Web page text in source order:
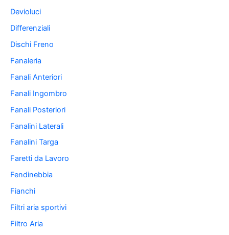
Devioluci
Differenziali
Dischi Freno
Fanaleria
Fanali Anteriori
Fanali Ingombro
Fanali Posteriori
Fanalini Laterali
Fanalini Targa
Faretti da Lavoro
Fendinebbia
Fianchi
Filtri aria sportivi
Filtro Aria